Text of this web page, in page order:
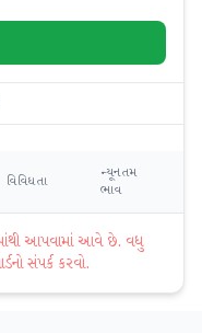
વિવિધતા
ન્યૂનતમ
ભાવ
આપવામાં આવે છે. વધુ
સંપર્ક કરવો.